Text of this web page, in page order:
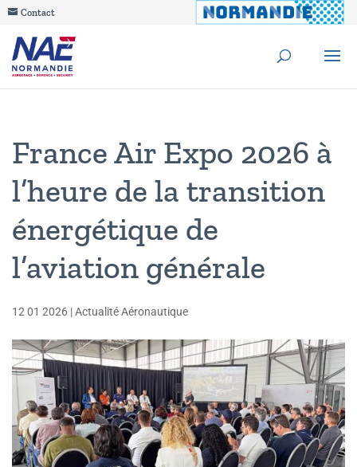
Contact
France Air Expo 2026 à
l’heure de la transition
énergétique de
l’aviation générale
12 01 2026 |Actualité Aéronautique